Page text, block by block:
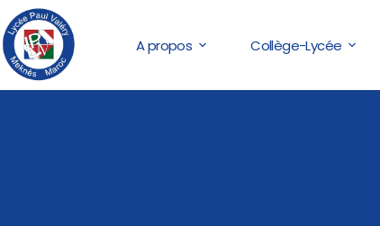
A propos Collège-Lycée